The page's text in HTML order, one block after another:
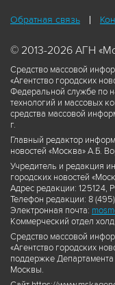
Обратная связь
© 2013-2026 АГН
Средство массовой
«Агентство городских
Федеральной службе по
технологий и массовых
средства массовой
г.
Главный редактор
новостей «Москва» А.Б.
Учредитель и редакция
городских новостей
Адрес редакции: 125124,
Телефон редакции: 8
Электронная почта:
Коммерческий отдел
Средство массовой
«Агентство городских
поддержке
Москвы.